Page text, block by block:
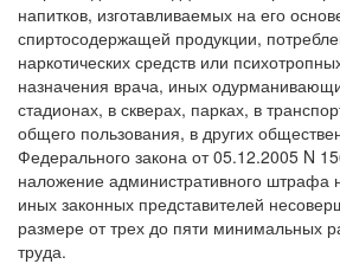
напитков, изготавливаемых на его
спиртосодержащей продукции,
наркотических средств или
назначения врача, иных
стадионах, в скверах, парках, в
общего пользования, в других
Федерального закона от 05.12.2005 N
наложение административного штрафа
иных законных представителей
размере от трех до пяти минимальных
труда.